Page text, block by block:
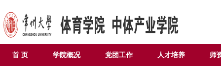
首 页 学院概况 党团工作 人才培养 师